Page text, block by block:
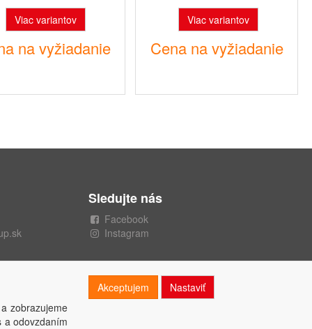
Viac variantov
na vyžiadanie
Viac variantov
Cena na vyžiadanie
Sledujte nás
Facebook
Instagram
zobrazujeme
a odovzdaním
Akceptujem Nastaviť